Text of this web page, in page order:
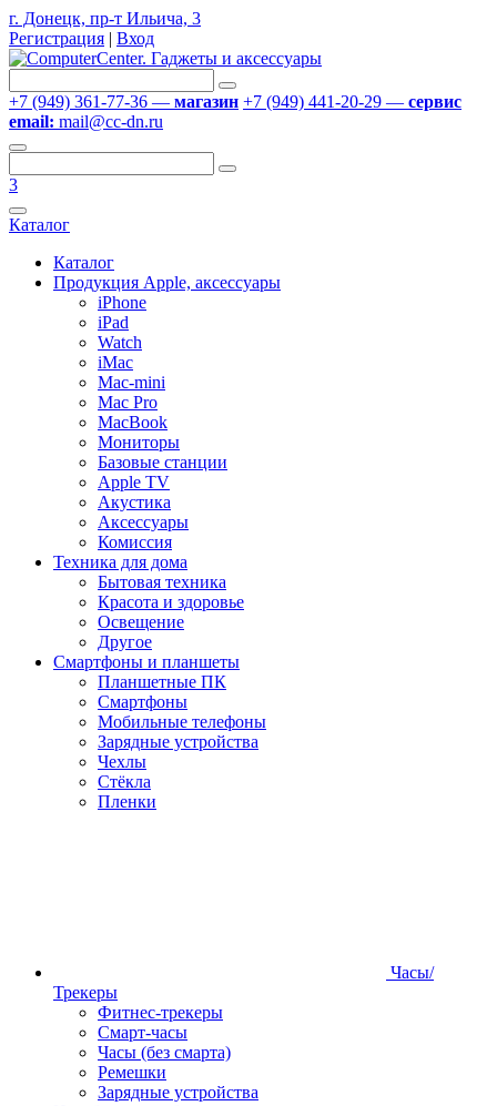
г. Донецк, пр-т Ильича, 3
Регистрация | Вход
+7 (949) 361-77-36 — магазин +7 (949) 441-20-29 — сервис
email: mail@cc-dn.ru
3
Каталог
Каталог
Продукция Apple, аксессуары
iPhone
iPad
Watch
iMac
Mac-mini
Mac Pro
MacBook
Мониторы
Базовые станции
Apple TV
Акустика
Аксессуары
Комиссия
Техника для дома
Бытовая техника
Красота и здоровье
Освещение
Другое
Смартфоны и планшеты
Планшетные ПК
Смартфоны
Мобильные телефоны
Зарядные устройства
Чехлы
Стёкла
Пленки
Часы/
Трекеры
Фитнес-трекеры
Смарт-часы
Часы (без смарта)
Ремешки
Зарядные устройства